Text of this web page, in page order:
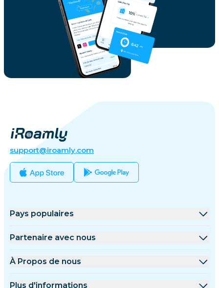
support@iroamly.com
Pays populaires
États-Unis
Turquie
Partenaire avec nous
Plateforme de gros
À Propos de nous
À Propos de iRoamly
Plus d'informations